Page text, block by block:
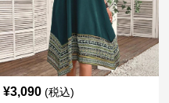
¥3,090 (税込)